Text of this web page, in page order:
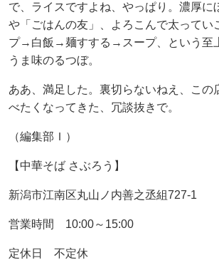
で、ライスですよね、やっぱり。濃厚に
や「ごはんの友」、よろこんで太ってい
プ→白飯→麺すする→スープ、という至
うま味のるつぼ。
ああ、満足した。裏切らないねえ、この
べたくなってきた、冗談抜きで。
（編集部Ｉ）
【中華そば さぶろう】
新潟市江南区丸山ノ内善之丞組727-1
営業時間 10:00～15:00
定休日 不定休